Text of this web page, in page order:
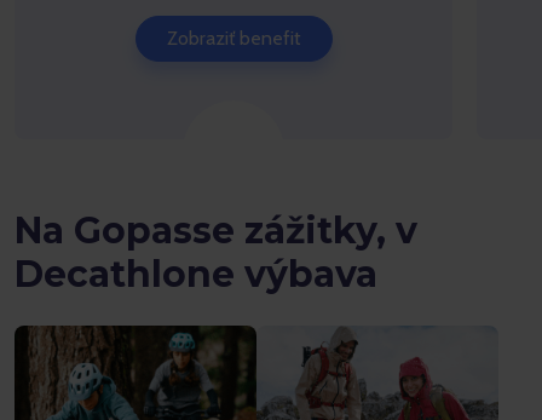
Zobraziť benefit
Na Gopasse zážitky, v
Decathlone výbava